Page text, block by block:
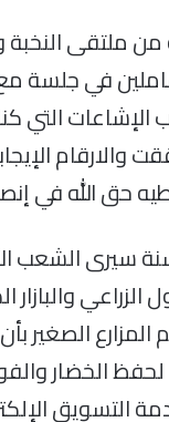
من ملتقى
في جلسة
التي
والارقام
حق الله في
سيرى الشعب
والبازار
الصغير
الخضار
التسويق